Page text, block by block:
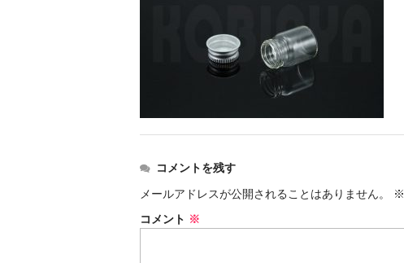
コメントを残す
メールアドレスが公開されることはありません。
※
コメント ※